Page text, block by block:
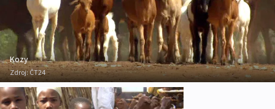
Kozy
Zdroj:ČT24